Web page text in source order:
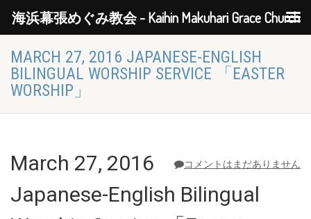
MARCH 27, 2016 JAPANESE-ENGLISH
BILINGUAL WORSHIP SERVICE 「EASTER
WORSHIP」
コメントはまだありません
March 27, 2016
Japanese-English Bilingual
海浜幕張めぐみ教会 - Kaihin Makuhari Grace Church